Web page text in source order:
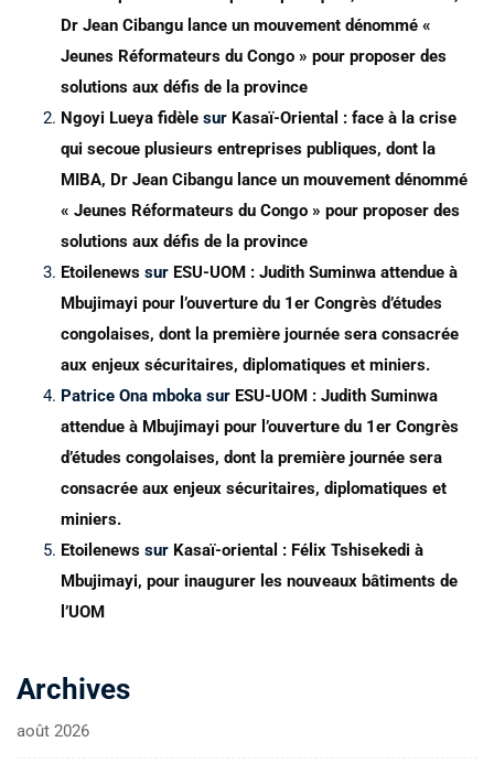
Dr Jean Cibangu lance un mouvement dénommé «
Jeunes Réformateurs du Congo » pour proposer des
solutions aux défis de la province
Ngoyi Lueya fidèle sur Kasaï-Oriental : face à la crise
qui secoue plusieurs entreprises publiques, dont la
MIBA, Dr Jean Cibangu lance un mouvement dénommé
« Jeunes Réformateurs du Congo » pour proposer des
solutions aux défis de la province
Etoilenews sur ESU-UOM : Judith Suminwa attendue à
Mbujimayi pour l’ouverture du 1er Congrès d’études
congolaises, dont la première journée sera consacrée
aux enjeux sécuritaires, diplomatiques et miniers.
Patrice Ona mboka sur ESU-UOM : Judith Suminwa
attendue à Mbujimayi pour l’ouverture du 1er Congrès
d’études congolaises, dont la première journée sera
consacrée aux enjeux sécuritaires, diplomatiques et
miniers.
Etoilenews sur Kasaï-oriental : Félix Tshisekedi à
Mbujimayi, pour inaugurer les nouveaux bâtiments de
l’UOM
Archives
août 2026